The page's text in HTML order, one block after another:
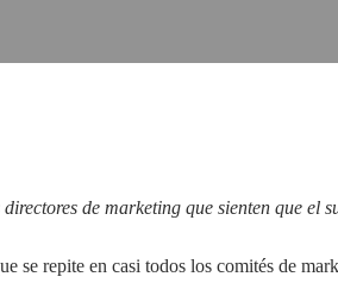
de marketing que sienten que el
se repite en casi todos los comités de